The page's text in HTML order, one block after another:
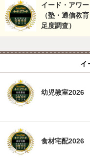
イード・アワー
（塾・通信教
足度調査）
イ
幼児教室2026
食材宅配2026